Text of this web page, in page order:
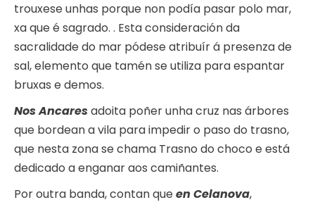
trouxese unhas porque non podía pasar polo mar,
xa que é sagrado. . Esta consideración da
sacralidade do mar pódese atribuír á presenza de
sal, elemento que tamén se utiliza para espantar
bruxas e demos.
Nos Ancaresadoita poñer unha cruz nas árbores
que bordean a vila para impedir o paso do trasno,
que nesta zona se chama Trasno do choco e está
dedicado a enganar aos camiñantes.
Por outra banda, contan queen Celanova,